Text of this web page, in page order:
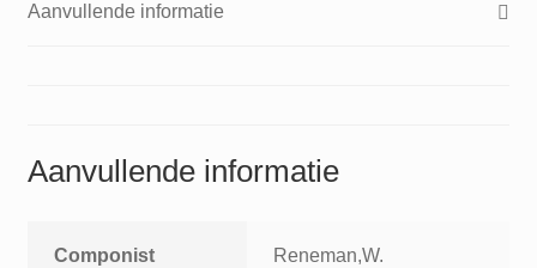
cello
instruments
Aanvullende informatie
Aanvullende informatie
Componist Reneman,W.